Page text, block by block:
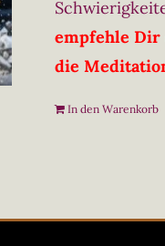
empfehle Dir
die
In den Warenkorb